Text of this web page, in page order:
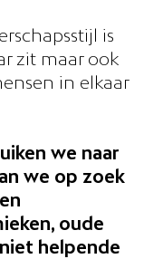
is
zit maar ook
in elkaar
we naar
we op zoek
oude
helpende